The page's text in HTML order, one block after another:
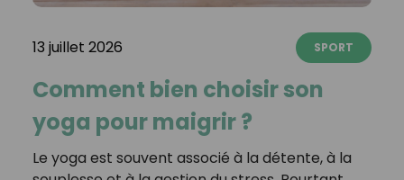
13 juillet 2026 SPORT
Comment bien choisir son
yoga pour maigrir ?
Le yoga est souvent associé à la détente, à la